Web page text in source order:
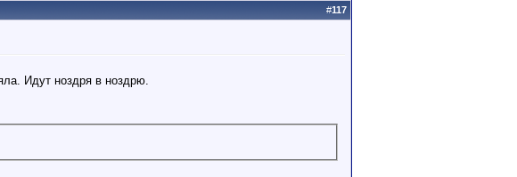
#117
Идут ноздря в ноздрю.